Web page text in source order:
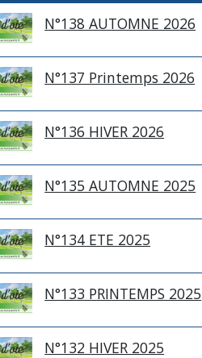
N°138 AUTOMNE 2026
N°137 Printemps 2026
N°136 HIVER 2026
N°135 AUTOMNE 2025
N°134 ETE 2025
N°133 PRINTEMPS 2025
N°132 HIVER 2025